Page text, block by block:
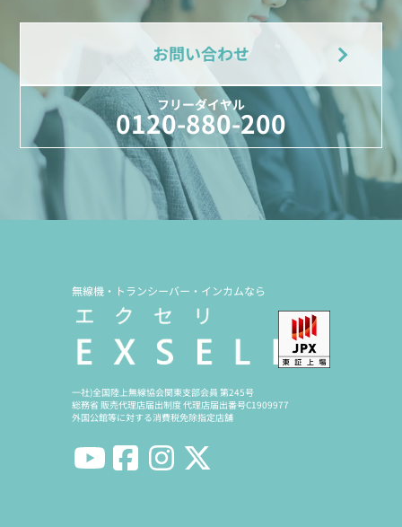
お問い合わせ
フリーダイヤル
0120-880-200
無線機・トランシーバー・インカムなら
一社)全国陸上無線協会関東支部会員 第245号
総務省 販売代理店届出制度 代理店届出番号C1909977
外国公館等に対する消費税免除指定店舗